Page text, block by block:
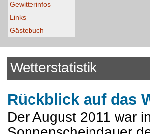
Gewitterinfos
Links
Gästebuch
Wetterstatistik
Rückblick auf das
Der August 2011 war